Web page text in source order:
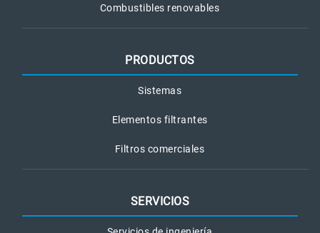
Combustibles renovables
PRODUCTOS
Sistemas
Elementos filtrantes
Filtros comerciales
SERVICIOS